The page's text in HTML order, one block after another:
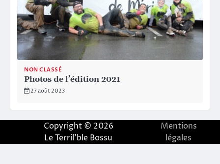
NON CLASSÉ
Photos de l’édition 2021
27 août 2023
Copyright © 2026
Le Terril'ble Bossu
Mentions
légales